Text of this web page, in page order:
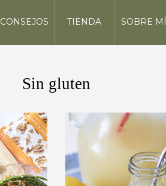
CONSEJOS TIENDA SOBRE MÍ
Sin gluten